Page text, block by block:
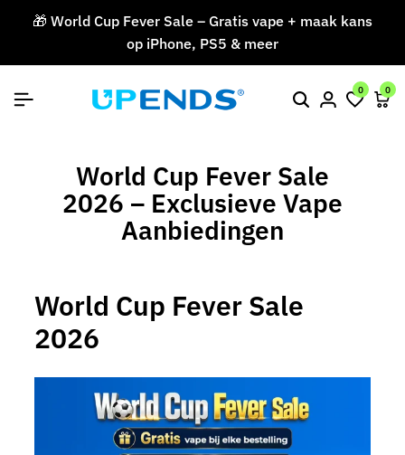
🎁 World Cup Fever Sale – Gratis vape + maak kans
op iPhone, PS5 & meer
0 0
World Cup Fever Sale
2026 – Exclusieve Vape
Aanbiedingen
World Cup Fever Sale
2026